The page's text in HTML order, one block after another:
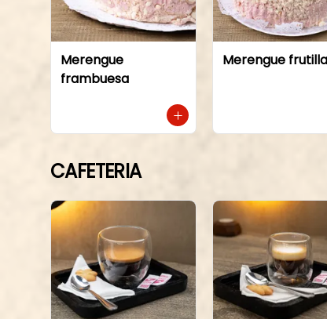
Merengue
frambuesa
Merengue frutilla
CAFETERIA